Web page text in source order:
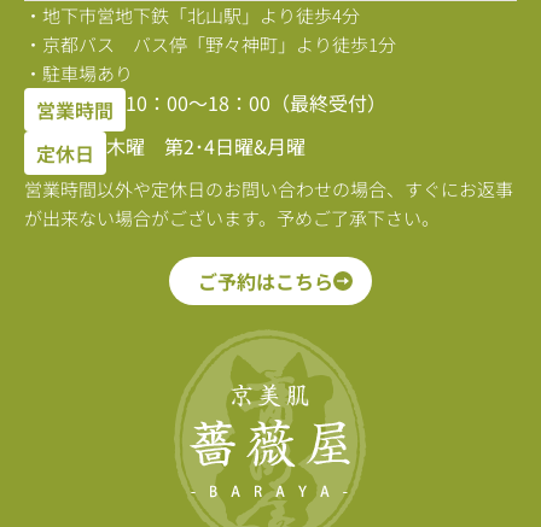
・地下市営地下鉄「北山駅」より徒歩4分
・京都バス バス停「野々神町」より徒歩1分
・駐車場あり
営業時間 10：00〜18：00（最終受付）
定休日 木曜 第2･4日曜&月曜
営業時間以外や定休日のお問い合わせの場合、すぐにお返事
が出来ない場合がございます。予めご了承下さい。
ご予約はこちら